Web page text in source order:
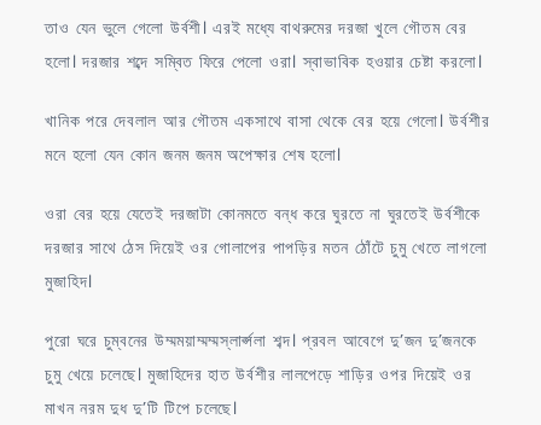
তাও যেন ভুলে গেলো উর্বশী। এরই মধ্যে বাথরুমের দরজা খুলে গৌতম বের
হলো। দরজার শব্দে সম্বিত ফিরে পেলো ওরা। স্বাভাবিক হওয়ার চেষ্টা করলো।
খানিক পরে দেবলাল আর গৌতম একসাথে বাসা থেকে বের হয়ে গেলো। উর্বশীর
মনে হলো যেন কোন জনম জনম অপেক্ষার শেষ হলো।
ওরা বের হয়ে যেতেই দরজাটা কোনমতে বন্ধ করে ঘুরতে না ঘুরতেই উর্বশীকে
দরজার সাথে ঠেস দিয়েই ওর গোলাপের পাপড়ির মতন ঠোঁটে চুমু খেতে লাগলো
মুজাহিদ।
পুরো ঘরে চুম্বনের উম্মময়াম্মম্মস্লার্প্সলা শব্দ। প্রবল আবেগে দু’জন দু’জনকে
চুমু খেয়ে চলেছে। মুজাহিদের হাত উর্বশীর লালপেড়ে শাড়ির ওপর দিয়েই ওর
মাখন নরম দুধ দু’টি টিপে চলেছে।